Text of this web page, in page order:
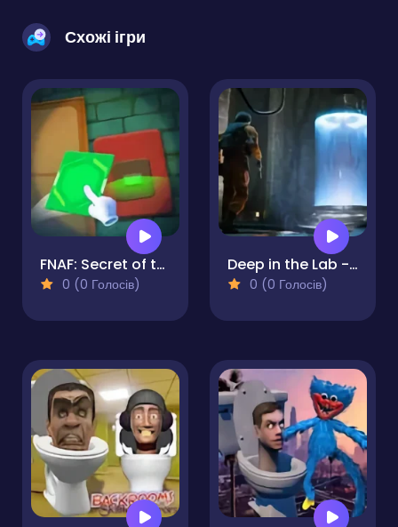
Схожі ігри
FNAF: Secret of the Mimic
0 (0 Голосів)
Deep in the Lab - Chapter 1
0 (0 Голосів)